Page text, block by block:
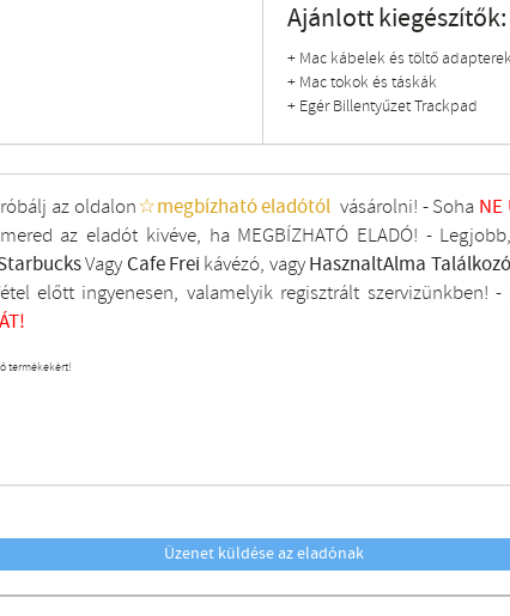
Ajánlott kiegészítők:
+ Mac kábelek és töltő adapterek
+ Mac tokok és táskák
+ Egér Billentyűzet Trackpad
az oldalon☆megbízható eladótól vásárolni! - Soha NE
az eladót kivéve, ha MEGBÍZHATÓ ELADÓ! -
VagyCafe Frei kávézó, vagyHasznaltAlma
előtt ingyenesen, valamelyik regisztrált szervizünkben! -
termékekért!
Üzenet küldése az eladónak